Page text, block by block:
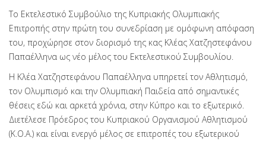
Το Εκτελεστικό Συμβούλιο της Κυπριακής Ολυμπιακής
Επιτροπής στην πρώτη του συνεδρίαση με ομόφωνη απόφαση
του, προχώρησε στον διορισμό της κας Κλέας Χατζηστεφάνου
Παπαέλληνα ως νέο μέλος του Εκτελεστικού Συμβουλίου.
Η Κλέα Χατζηστεφάνου Παπαέλληνα υπηρετεί τον Aθλητισμό,
τον Ολυμπισμό και την Ολυμπιακή Παιδεία από σημαντικές
θέσεις εδώ και αρκετά χρόνια, στην Κύπρο και το εξωτερικό.
Διετέλεσε Πρόεδρος του Κυπριακού Οργανισμού Αθλητισμού
(Κ.Ο.Α.) και είναι ενεργό μέλος σε επιτροπές του εξωτερικού